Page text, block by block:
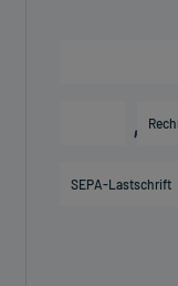
SEPA-Lastschrift